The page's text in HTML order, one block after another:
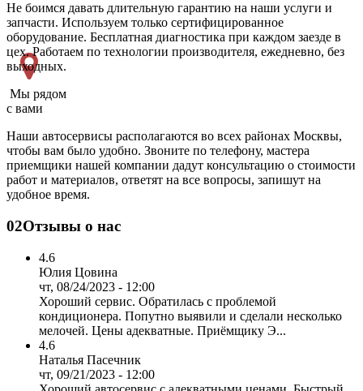
Не боимся давать длительную гарантию на наши услуги и
запчасти. Используем только сертифицированное
оборудование. Бесплатная диагностика при каждом заезде в
цех. Работаем по технологии производителя, ежедневно, без
выходных.
Мы рядом
с вами
Наши автосервисы располагаются во всех районах Москвы,
чтобы вам было удобно. Звоните по телефону, мастера
приемщики нашей компании дадут консультацию о стоимости
работ и материалов, ответят на все вопросы, запишут на
удобное время.
02Отзывы о нас
4.6
Юлия Цовина
чт, 08/24/2023 - 12:00
Хороший сервис. Обратилась с проблемой
кондиционера. Попутно выявили и сделали несколько
мелочей. Цены адекватные. Приёмщику Э...
4.6
Наталья Пасечник
чт, 09/21/2023 - 12:00